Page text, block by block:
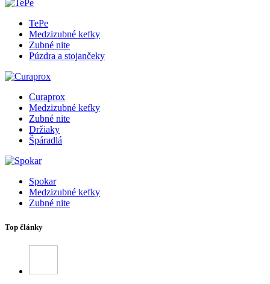
TePe
Medzizubné kefky
Zubné nite
Púzdra a stojančeky
Curaprox
Medzizubné kefky
Zubné nite
Držiaky
Špáradlá
Spokar
Medzizubné kefky
Zubné nite
Top články